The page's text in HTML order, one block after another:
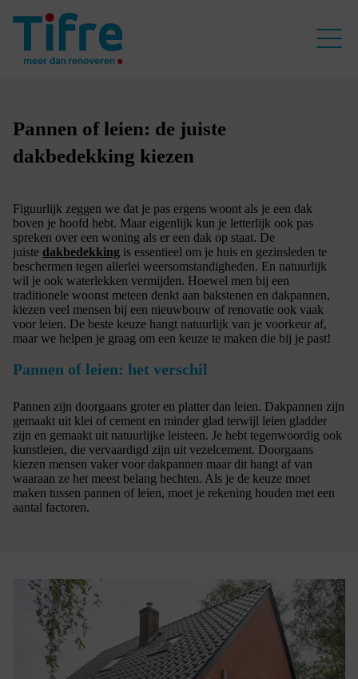
Pannen of leien: de juiste
dakbedekking kiezen
Figuurlijk zeggen we dat je pas ergens woont als je een dak
boven je hoofd hebt. Maar eigenlijk kun je letterlijk ook pas
spreken over een woning als er een dak op staat. De
juiste dakbedekking is essentieel om je huis en gezinsleden te
beschermen tegen allerlei weersomstandigheden. En natuurlijk
wil je ook waterlekken vermijden. Hoewel men bij een
traditionele woonst meteen denkt aan bakstenen en dakpannen,
kiezen veel mensen bij een nieuwbouw of renovatie ook vaak
voor leien. De beste keuze hangt natuurlijk van je voorkeur af,
maar we helpen je graag om een keuze te maken die bij je past!
Pannen of leien: het verschil
Pannen zijn doorgaans groter en platter dan leien. Dakpannen zijn
gemaakt uit klei of cement en minder glad terwijl leien gladder
zijn en gemaakt uit natuurlijke leisteen. Je hebt tegenwoordig ook
kunstleien, die vervaardigd zijn uit vezelcement. Doorgaans
kiezen mensen vaker voor dakpannen maar dit hangt af van
waaraan ze het meest belang hechten. Als je de keuze moet
maken tussen pannen of leien, moet je rekening houden met een
aantal factoren.